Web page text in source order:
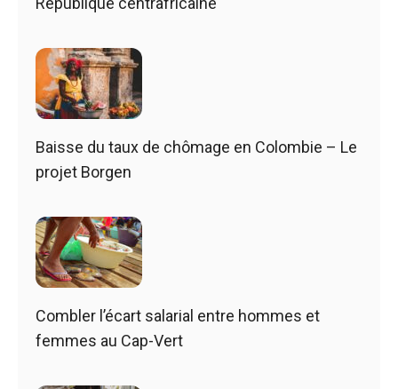
Baisse du taux de chômage en Colombie – Le
projet Borgen
Combler l’écart salarial entre hommes et
femmes au Cap-Vert